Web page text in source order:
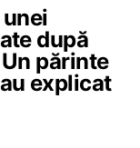
după
părinte
explicat